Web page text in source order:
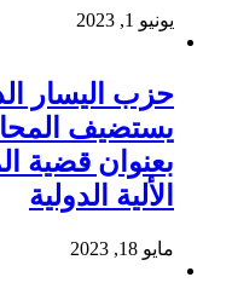
يونيو 1, 2023
حزب اليسار
يستضيف
بعنوان قضية
الألية الدولية
مايو 18, 2023